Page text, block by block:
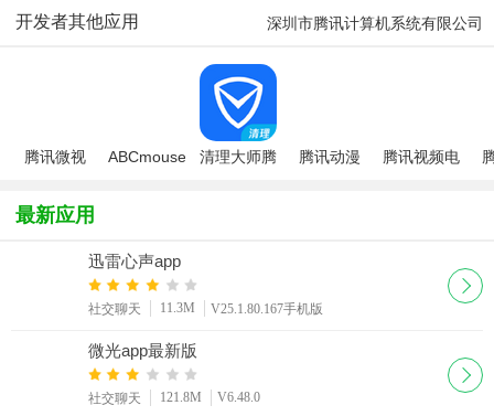
卓版
开发者其他应用 深圳市腾讯计算机系统有限公司
腾讯微视
ABCmouse
清理大师腾
腾讯动漫
腾讯视频电
最新应用
迅雷心声app
社交聊天 11.3M V25.1.80.167手机版
微光app最新版
社交聊天 121.8M V6.48.0